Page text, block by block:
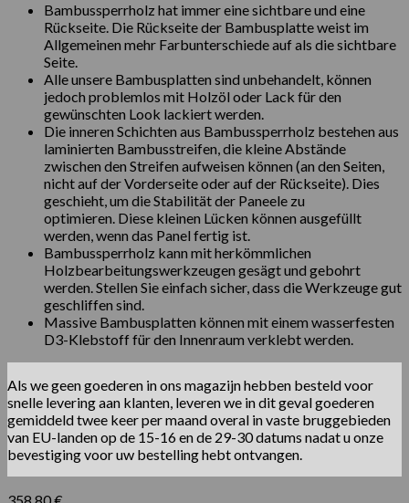
Bambussperrholz hat immer eine sichtbare und eine
Rückseite. Die Rückseite der Bambusplatte weist im
Allgemeinen mehr Farbunterschiede auf als die sichtbare
Seite.
Alle unsere Bambusplatten sind unbehandelt, können
jedoch problemlos mit Holzöl oder Lack für den
gewünschten Look lackiert werden.
Die inneren Schichten aus Bambussperrholz bestehen aus
laminierten Bambusstreifen, die kleine Abstände
zwischen den Streifen aufweisen können (an den Seiten,
nicht auf der Vorderseite oder auf der Rückseite). Dies
geschieht, um die Stabilität der Paneele zu
optimieren. Diese kleinen Lücken können ausgefüllt
werden, wenn das Panel fertig ist.
Bambussperrholz kann mit herkömmlichen
Holzbearbeitungswerkzeugen gesägt und gebohrt
werden. Stellen Sie einfach sicher, dass die Werkzeuge gut
geschliffen sind.
Massive Bambusplatten können mit einem wasserfesten
D3-Klebstoff für den Innenraum verklebt werden.
Als we geen goederen in ons magazijn hebben besteld voor
snelle levering aan klanten, leveren we in dit geval goederen
gemiddeld twee keer per maand overal in vaste bruggebieden
van EU-landen op de 15-16 en de 29-30 datums nadat u onze
bevestiging voor uw bestelling hebt ontvangen.